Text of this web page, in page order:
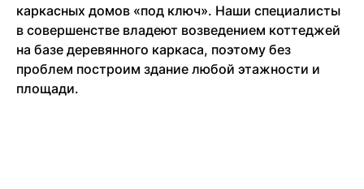
каркасных домов «под ключ». Наши специалисты
в совершенстве владеют возведением коттеджей
на базе деревянного каркаса, поэтому без
проблем построим здание любой этажности и
площади.